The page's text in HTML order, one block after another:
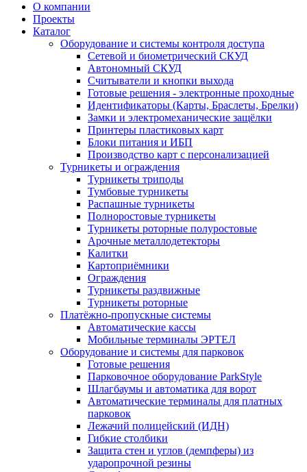
О компании
Проекты
Каталог
Оборудование и системы контроля доступа
Сетевой и биометрический СКУД
Автономный СКУД
Считыватели и кнопки выхода
Готовые решения - электронные проходные
Идентификаторы (Карты, Браслеты, Брелки)
Замки и электромеханические защёлки
Принтеры пластиковых карт
Блоки питания и ИБП
Производство карт с персонализацией
Турникеты и ограждения
Турникеты триподы
Тумбовые турникеты
Распашные турникеты
Полноростовые турникеты
Турникеты роторные полуростовые
Арочные металлодетекторы
Калитки
Картоприёмники
Ограждения
Турникеты раздвижные
Турникеты роторные
Платёжно-пропускные системы
Автоматические кассы
Мобильные терминалы ЭРТЕЛ
Оборудование и системы для парковок
Готовые решения
Парковочное оборудование ParkStyle
Шлагбаумы и автоматика для ворот
Автоматические терминалы для платных
парковок
Лежачий полицейский (ИДН)
Гибкие столбики
Защита стен и углов (демпферы) из
ударопрочной резины